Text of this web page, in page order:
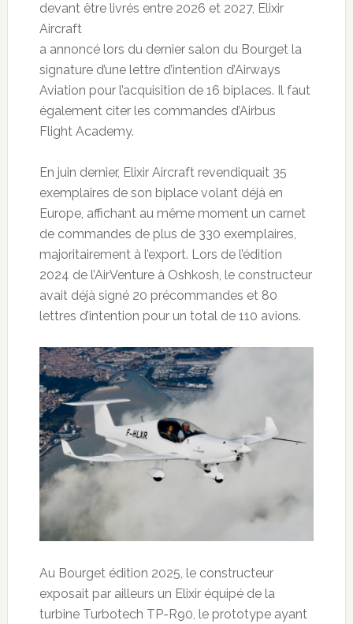
devant être livrés entre 2026 et 2027, Elixir
Aircraft
a annoncé lors du dernier salon du Bourget la
signature d’une lettre d’intention d’Airways
Aviation pour l’acquisition de 16 biplaces. Il faut
également citer les commandes d’Airbus
Flight Academy.
En juin dernier, Elixir Aircraft revendiquait 35
exemplaires de son biplace volant déjà en
Europe, affichant au même moment un carnet
de commandes de plus de 330 exemplaires,
majoritairement à l’export. Lors de l’édition
2024 de l’AirVenture à Oshkosh, le constructeur
avait déjà signé 20 précommandes et 80
lettres d’intention pour un total de 110 avions.
Au Bourget édition 2025, le constructeur
exposait par ailleurs un Elixir équipé de la
turbine Turbotech TP-R90, le prototype ayant